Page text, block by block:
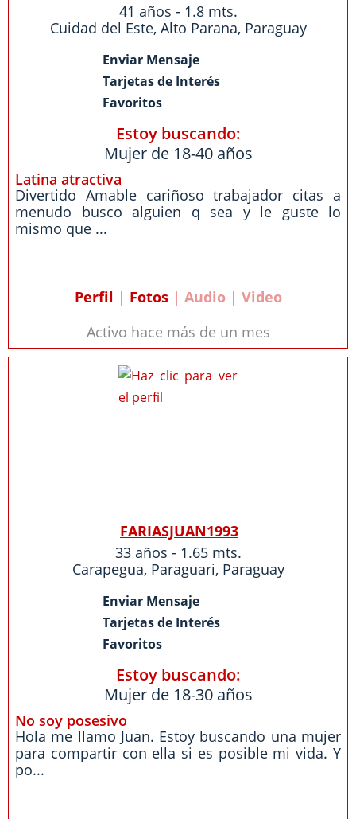
41 años - 1.8 mts.
Cuidad del Este, Alto Parana, Paraguay
Enviar Mensaje
Tarjetas de Interés
Favoritos
Estoy buscando:
Mujer de 18-40 años
Latina atractiva
Divertido Amable cariñoso trabajador citas a
menudo busco alguien q sea y le guste lo
mismo que ...
Perfil | Fotos| Audio | Video
Activo hace más de un mes
FARIASJUAN1993
33 años - 1.65 mts.
Carapegua, Paraguari, Paraguay
Enviar Mensaje
Tarjetas de Interés
Favoritos
Estoy buscando:
Mujer de 18-30 años
No soy posesivo
Hola me llamo Juan. Estoy buscando una mujer
para compartir con ella si es posible mi vida. Y
po...